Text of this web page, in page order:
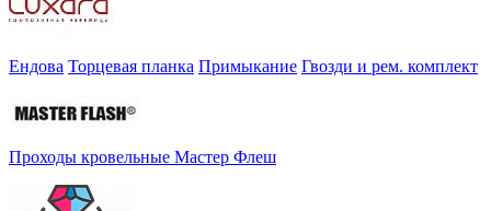
Ендова Торцевая планка Примыкание Гвозди и рем. комплект
Проходы кровельные Мастер Флеш